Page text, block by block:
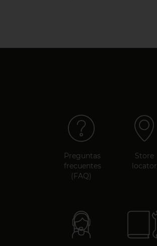
Preguntas
frecuentes
(FAQ)
Store
locator